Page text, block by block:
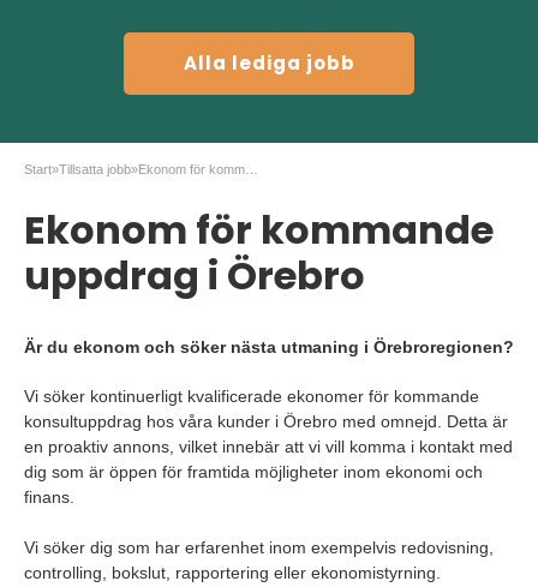
Alla lediga jobb
Start»Tillsatta jobb»
Ekonom för kommande
uppdrag i Örebro
Är du ekonom och söker nästa utmaning i Örebroregionen?
Vi söker kontinuerligt kvalificerade ekonomer för kommande
konsultuppdrag hos våra kunder i Örebro med omnejd. Detta är
en proaktiv annons, vilket innebär att vi vill komma i kontakt med
dig som är öppen för framtida möjligheter inom ekonomi och
finans.
Vi söker dig som har erfarenhet inom exempelvis redovisning,
controlling, bokslut, rapportering eller ekonomistyrning.